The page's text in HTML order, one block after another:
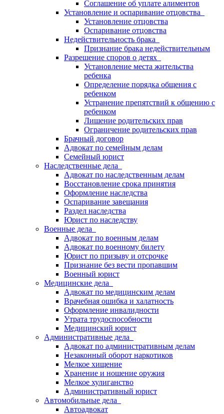
Соглашение об уплате алиментов
Установление и оспаривание отцовства
Установление отцовства
Оспаривание отцовства
Недействительность брака
Признание брака недействительным
Разрешение споров о детях
Установление места жительства
ребенка
Определение порядка общения с
ребенком
Устранение препятствий к общению с
ребенком
Лишение родительских прав
Ограничение родительских прав
Брачный договор
Адвокат по семейным делам
Семейный юрист
Наследственные дела
Адвокат по наследственным делам
Восстановление срока принятия
Оформление наследства
Оспаривание завещания
Раздел наследства
Юрист по наследству
Военные дела
Адвокат по военным делам
Адвокат по военному билету
Юрист по призыву и отсрочке
Признание без вести пропавшим
Военный юрист
Медицинские дела
Адвокат по медицинским делам
Врачебная ошибка и халатность
Оформление инвалидности
Утрата трудоспособности
Медицинский юрист
Административные дела
Адвокат по административным делам
Незаконный оборот наркотиков
Мелкое хищение
Хранение и ношение оружия
Мелкое хулиганство
Административный юрист
Автомобильные дела
Автоадвокат